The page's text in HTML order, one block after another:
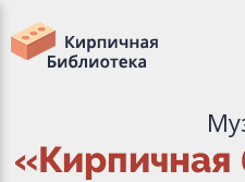
«Кирпичная